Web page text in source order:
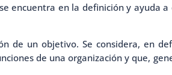
encuentra en la definición y ayuda a
de un objetivo. Se considera, en
de una organización y que,